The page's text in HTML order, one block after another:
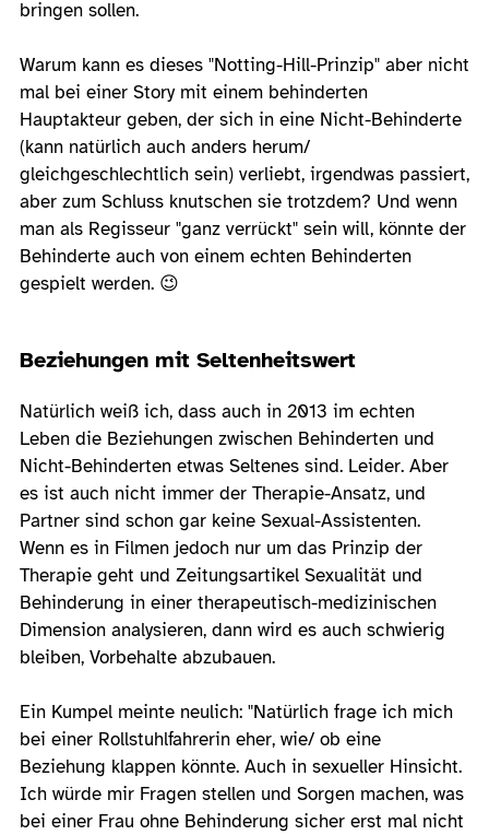
bringen sollen.
Warum kann es dieses "Notting-Hill-Prinzip" aber nicht
mal bei einer Story mit einem behinderten
Hauptakteur geben, der sich in eine Nicht-Behinderte
(kann natürlich auch anders herum/
gleichgeschlechtlich sein) verliebt, irgendwas passiert,
aber zum Schluss knutschen sie trotzdem? Und wenn
man als Regisseur "ganz verrückt" sein will, könnte der
Behinderte auch von einem echten Behinderten
gespielt werden. 😉
Beziehungen mit Seltenheitswert
Natürlich weiß ich, dass auch in 2013 im echten
Leben die Beziehungen zwischen Behinderten und
Nicht-Behinderten etwas Seltenes sind. Leider. Aber
es ist auch nicht immer der Therapie-Ansatz, und
Partner sind schon gar keine Sexual-Assistenten.
Wenn es in Filmen jedoch nur um das Prinzip der
Therapie geht und Zeitungsartikel Sexualität und
Behinderung in einer therapeutisch-medizinischen
Dimension analysieren, dann wird es auch schwierig
bleiben, Vorbehalte abzubauen.
Ein Kumpel meinte neulich: "Natürlich frage ich mich
bei einer Rollstuhlfahrerin eher, wie/ ob eine
Beziehung klappen könnte. Auch in sexueller Hinsicht.
Ich würde mir Fragen stellen und Sorgen machen, was
bei einer Frau ohne Behinderung sicher erst mal nicht